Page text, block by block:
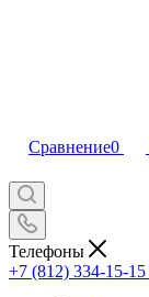
Сравнение0
Телефоны
+7 (812) 334-15-15